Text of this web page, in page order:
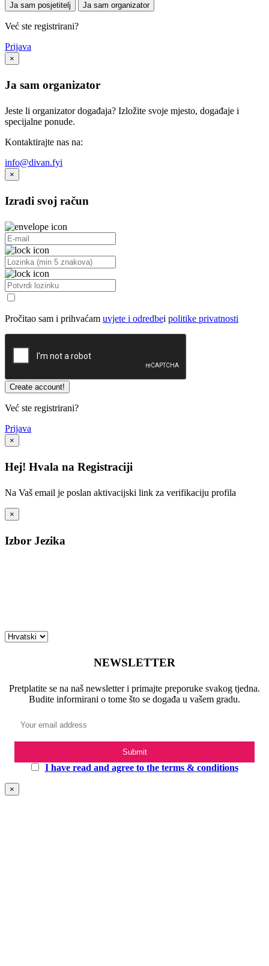
Ja sam posjetitelj Ja sam organizator
Već ste registrirani?
Prijava
×
Ja sam organizator
Jeste li organizator događaja? Izložite svoje mjesto, događaje i
specijalne ponude.
Kontaktirajte nas na:
info@divan.fyi
×
Izradi svoj račun
Pročitao sam i prihvaćam uvjete i odredbei politike privatnosti
Već ste registrirani?
Prijava
×
Hej! Hvala na Registraciji
Na Vaš email je poslan aktivacijski link za verifikaciju profila
×
Izbor Jezika
NEWSLETTER
Pretplatite se na naš newsletter i primajte preporuke svakog tjedna.
Budite informirani o tome što se događa u vašem gradu.
I have read and agree to the terms & conditions
×